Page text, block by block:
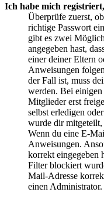
Ich habe mich
Überprüfe zuerst,
richtige Passwort
gibt es zwei
angegeben hast,
einer deiner Eltern
Anweisungen
der Fall ist, muss
werden. Bei einigen
Mitglieder erst
selbst erledigen
wurde dir
Wenn du eine E-
Anweisungen.
korrekt eingegeben
Filter blockiert
Mail-Adresse
einen Administrator.